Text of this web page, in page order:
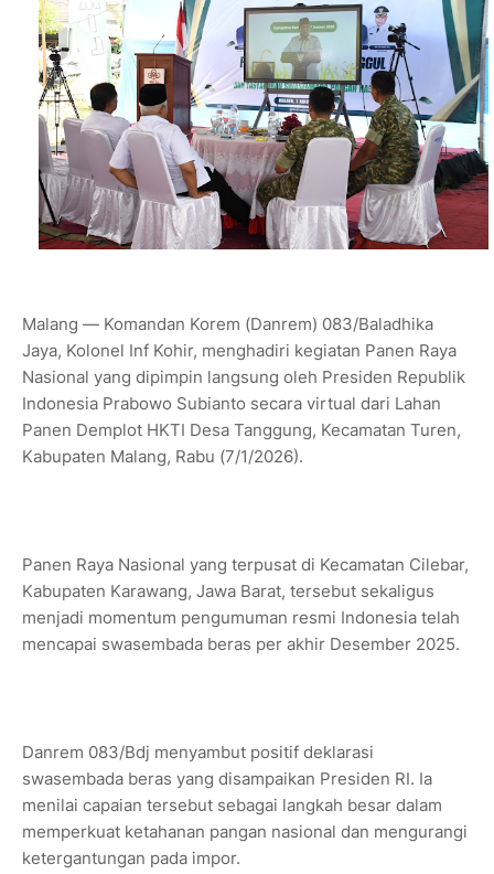
Malang — Komandan Korem (Danrem) 083/Baladhika
Jaya, Kolonel Inf Kohir, menghadiri kegiatan Panen Raya
Nasional yang dipimpin langsung oleh Presiden Republik
Indonesia Prabowo Subianto secara virtual dari Lahan
Panen Demplot HKTI Desa Tanggung, Kecamatan Turen,
Kabupaten Malang, Rabu (7/1/2026).
Panen Raya Nasional yang terpusat di Kecamatan Cilebar,
Kabupaten Karawang, Jawa Barat, tersebut sekaligus
menjadi momentum pengumuman resmi Indonesia telah
mencapai swasembada beras per akhir Desember 2025.
Danrem 083/Bdj menyambut positif deklarasi
swasembada beras yang disampaikan Presiden RI. Ia
menilai capaian tersebut sebagai langkah besar dalam
memperkuat ketahanan pangan nasional dan mengurangi
ketergantungan pada impor.